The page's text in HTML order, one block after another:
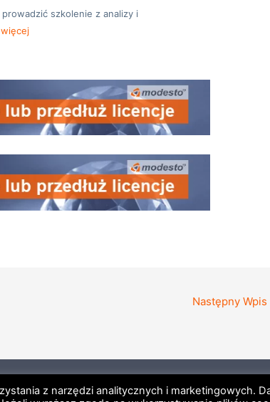
prowadzić szkolenie z analizy i
więcej
Następny Wpis
Regulamin newsletter Licencje Enterprise
z narzędzi analitycznych i marketingowych.